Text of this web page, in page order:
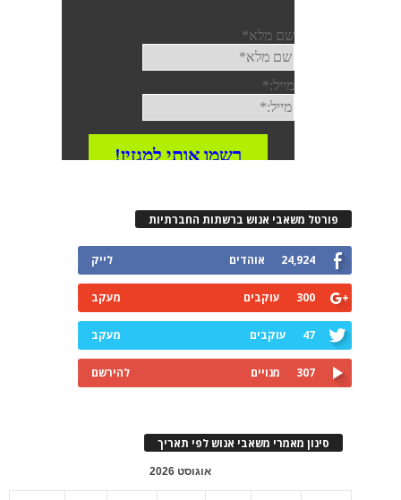
פורטל משאבי אנוש ברשתות החברתיות
24,924 אוהדים לייק
300 עוקבים מעקב
47 עוקבים מעקב
307 מנויים להירשם
סינון מאמרי משאבי אנוש לפי תאריך
אוגוסט 2026